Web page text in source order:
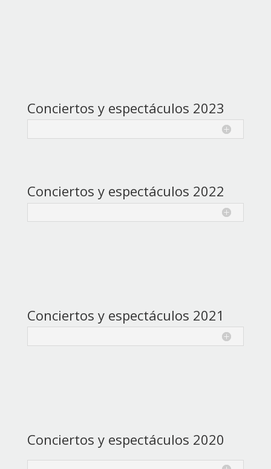
Conciertos y espectáculos 2023
Conciertos y espectáculos 2022
Conciertos y espectáculos 2021
Conciertos y espectáculos 2020